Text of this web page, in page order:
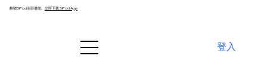
解锁SiPod全部潜能。 立即下载 SiPod App
登入